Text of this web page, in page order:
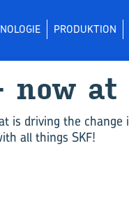
PRODUKTION
at
is driving the
all things SKF!